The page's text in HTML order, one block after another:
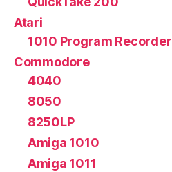
Atari
1010 Program Recorder
Commodore
4040
8050
8250LP
Amiga 1010
Amiga 1011